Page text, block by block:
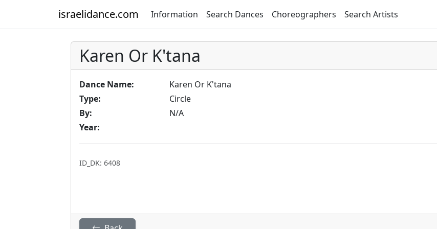
israelidance.com Information Search Dances Choreographers Search Artists
Karen Or K'tana
Dance Name:
Karen Or K'tana
Type:
Circle
By:
N/A
Year:
ID_DK: 6408